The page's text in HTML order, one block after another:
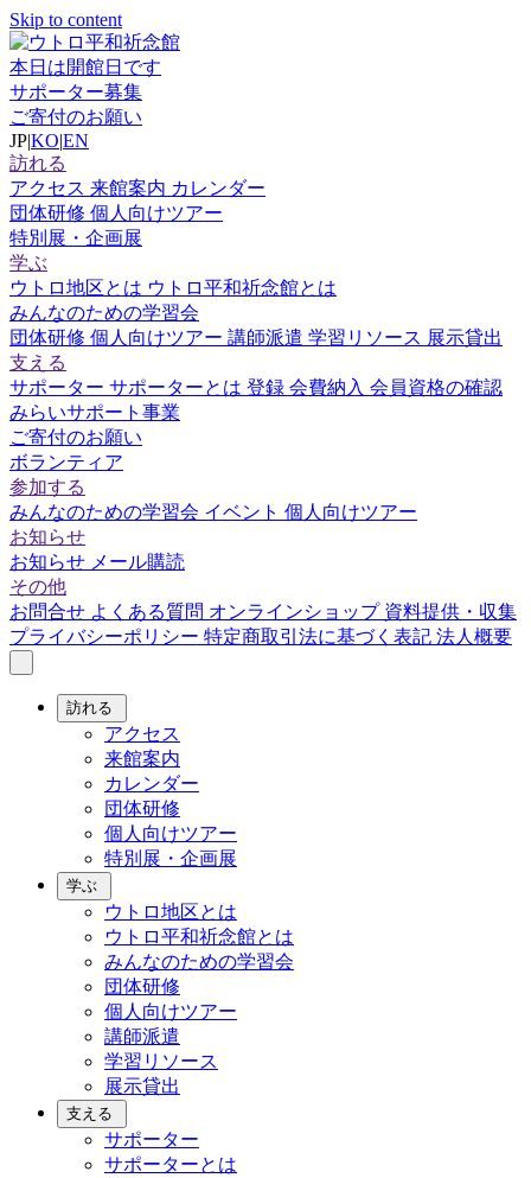
Skip to content
本日は開館日です
サポーター募集
ご寄付のお願い
JP|KO|EN
訪れる
アクセス 来館案内 カレンダー
団体研修 個人向けツアー
特別展・企画展
学ぶ
ウトロ地区とは ウトロ平和祈念館とは
みんなのための学習会
団体研修 個人向けツアー 講師派遣 学習リソース 展示貸出
支える
サポーター サポーターとは 登録 会費納入 会員資格の確認
みらいサポート事業
ご寄付のお願い
ボランティア
参加する
みんなのための学習会 イベント 個人向けツアー
お知らせ
お知らせ メール購読
その他
お問合せ よくある質問 オンラインショップ 資料提供・収集
プライバシーポリシー 特定商取引法に基づく表記 法人概要
訪れる
アクセス
来館案内
カレンダー
団体研修
個人向けツアー
特別展・企画展
学ぶ
ウトロ地区とは
ウトロ平和祈念館とは
みんなのための学習会
団体研修
個人向けツアー
講師派遣
学習リソース
展示貸出
支える
サポーター
サポーターとは